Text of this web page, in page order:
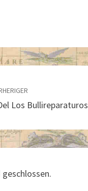
Los Bullireparaturos